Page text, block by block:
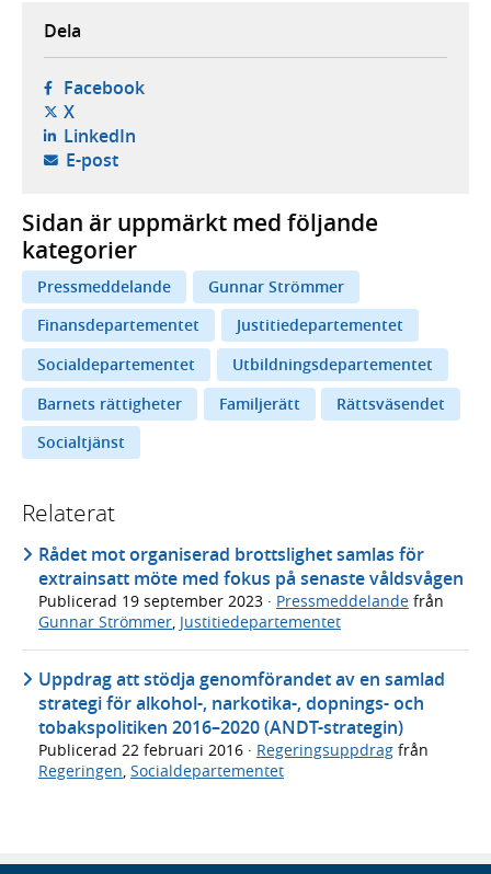
Dela
Facebook- öppnas i ny flik, extern webbplats,
X- öppnas i ny flik, extern webbplats,
LinkedIn- öppnas i ny flik, extern webbplats,
E-post- öppnar din e-postklient,
Sidan är uppmärkt med följande
kategorier
Pressmeddelande
Gunnar Strömmer
Finansdepartementet
Justitiedepartementet
Socialdepartementet
Utbildningsdepartementet
Barnets rättigheter
Familjerätt
Rättsväsendet
Socialtjänst
Relaterat
Rådet mot organiserad brottslighet samlas för
extrainsatt möte med fokus på senaste våldsvågen
Publicerad 19 september 2023 · Pressmeddelande från
Gunnar Strömmer, Justitiedepartementet
Uppdrag att stödja genomförandet av en samlad
strategi för alkohol-, narkotika-, dopnings- och
tobakspolitiken 2016–2020 (ANDT-strategin)
Publicerad 22 februari 2016 · Regeringsuppdrag från
Regeringen, Socialdepartementet